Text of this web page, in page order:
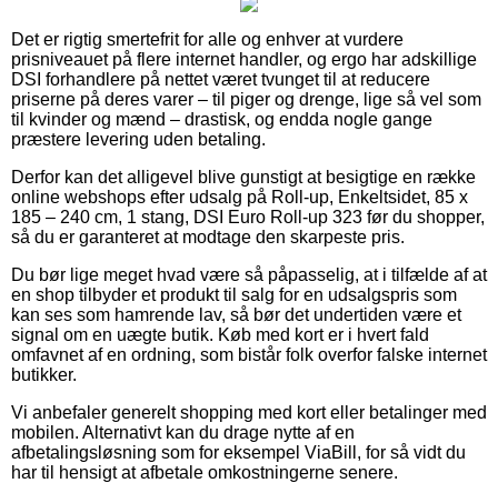
Det er rigtig smertefrit for alle og enhver at vurdere
prisniveauet på flere internet handler, og ergo har adskillige
DSI forhandlere på nettet været tvunget til at reducere
priserne på deres varer – til piger og drenge, lige så vel som
til kvinder og mænd – drastisk, og endda nogle gange
præstere levering uden betaling.
Derfor kan det alligevel blive gunstigt at besigtige en række
online webshops efter udsalg på Roll-up, Enkeltsidet, 85 x
185 – 240 cm, 1 stang, DSI Euro Roll-up 323 før du shopper,
så du er garanteret at modtage den skarpeste pris.
Du bør lige meget hvad være så påpasselig, at i tilfælde af at
en shop tilbyder et produkt til salg for en udsalgspris som
kan ses som hamrende lav, så bør det undertiden være et
signal om en uægte butik. Køb med kort er i hvert fald
omfavnet af en ordning, som bistår folk overfor falske internet
butikker.
Vi anbefaler generelt shopping med kort eller betalinger med
mobilen. Alternativt kan du drage nytte af en
afbetalingsløsning som for eksempel ViaBill, for så vidt du
har til hensigt at afbetale omkostningerne senere.